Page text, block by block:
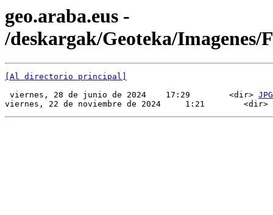
geo.araba.eus -
/deskargak/Geoteka/Imagenes/
[Al directorio principal]
viernes, 28 de junio de 2024    17:29        <dir> JPG
viernes, 22 de noviembre de 2024     1:21        <dir>